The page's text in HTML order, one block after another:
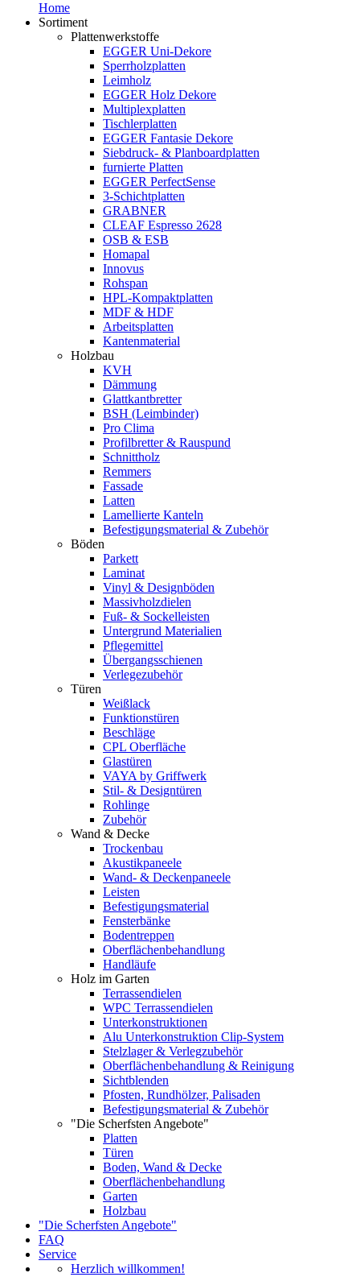
Home
Sortiment
Plattenwerkstoffe
EGGER Uni-Dekore
Sperrholzplatten
Leimholz
EGGER Holz Dekore
Multiplexplatten
Tischlerplatten
EGGER Fantasie Dekore
Siebdruck- & Planboardplatten
furnierte Platten
EGGER PerfectSense
3-Schichtplatten
GRABNER
CLEAF Espresso 2628
OSB & ESB
Homapal
Innovus
Rohspan
HPL-Kompaktplatten
MDF & HDF
Arbeitsplatten
Kantenmaterial
Holzbau
KVH
Dämmung
Glattkantbretter
BSH (Leimbinder)
Pro Clima
Profilbretter & Rauspund
Schnittholz
Remmers
Fassade
Latten
Lamellierte Kanteln
Befestigungsmaterial & Zubehör
Böden
Parkett
Laminat
Vinyl & Designböden
Massivholzdielen
Fuß- & Sockelleisten
Untergrund Materialien
Pflegemittel
Übergangsschienen
Verlegezubehör
Türen
Weißlack
Funktionstüren
Beschläge
CPL Oberfläche
Glastüren
VAYA by Griffwerk
Stil- & Designtüren
Rohlinge
Zubehör
Wand & Decke
Trockenbau
Akustikpaneele
Wand- & Deckenpaneele
Leisten
Befestigungsmaterial
Fensterbänke
Bodentreppen
Oberflächenbehandlung
Handläufe
Holz im Garten
Terrassendielen
WPC Terrassendielen
Unterkonstruktionen
Alu Unterkonstruktion Clip-System
Stelzlager & Verlegzubehör
Oberflächenbehandlung & Reinigung
Sichtblenden
Pfosten, Rundhölzer, Palisaden
Befestigungsmaterial & Zubehör
"Die Scherfsten Angebote"
Platten
Türen
Boden, Wand & Decke
Oberflächenbehandlung
Garten
Holzbau
"Die Scherfsten Angebote"
FAQ
Service
Herzlich willkommen!